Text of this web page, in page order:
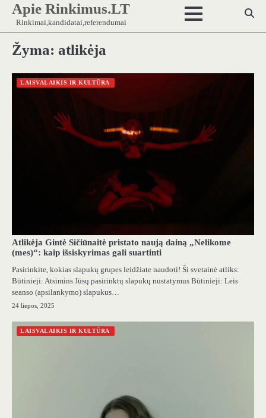
Skip
content
Apie Rinkimus.LT
Rinkimai,kandidatai,referendumai
Žyma: atlikėja
LAISVALAIKIS IR KULTŪRA
Atlikėja Gintė Sičiūnaitė pristato naują dainą „Nelikome
(mes)“: kaip išsiskyrimas gali suartinti
Pasirinkite, kokias slapukų grupes leidžiate naudoti! Ši svetainė atliks:
Būtinieji: Atsimins Jūsų pasirinktų slapukų nustatymus Būtinieji: Leis
seanso (apsilankymo) slapukus…
24 liepos, 2025
LAISVALAIKIS IR KULTŪRA